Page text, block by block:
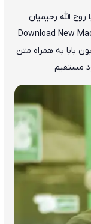
روح الله رحیمیان
Download New
بابا به همراه متن
مستقیم